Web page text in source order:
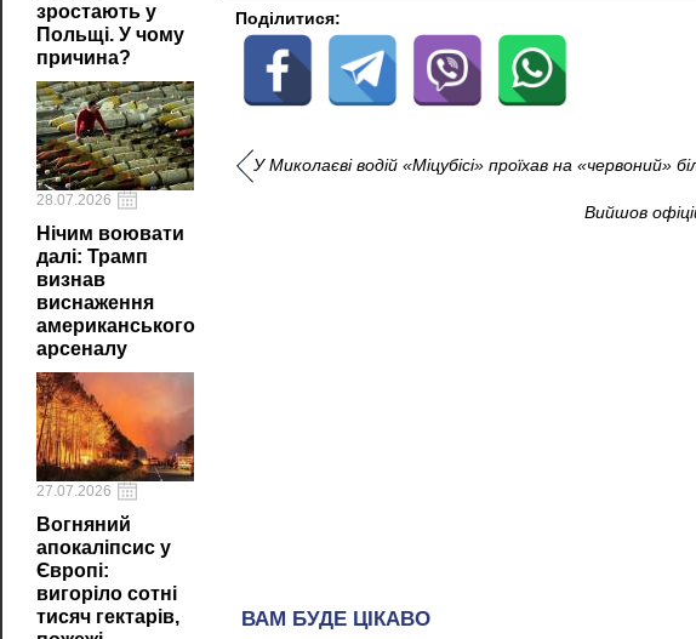
зростають у
Польщі. У чому
причина?
28.07.2026
Нічим воювати
далі: Трамп
визнав
виснаження
американського
арсеналу
27.07.2026
Вогняний
апокаліпсис у
Європі:
вигоріло сотні
тисяч гектарів,
Поділитися:
У Миколаєві водій «Міцубісі» проїхав на «червоний»
Вийшов